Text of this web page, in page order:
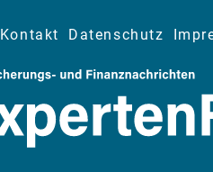
Kontakt Datenschutz